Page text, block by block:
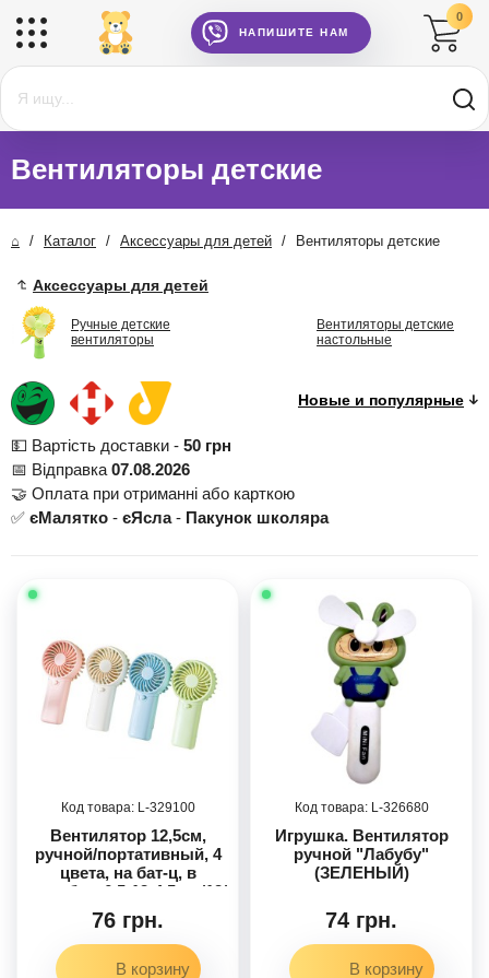
НАПИШИТЕ НАМ
0
Вентиляторы детские
⌂ / Каталог / Аксессуары для детей / Вентиляторы детские
Аксессуары для детей
Ручные детские
вентиляторы
Вентиляторы детские
настольные
💵 Вартість доставки - 50 грн
📅 Відправка 07.08.2026
🤝 Оплата при отриманні або карткою
✅ єМалятко - єЯсла- Пакунок школяра
329100
Вентилятор 12,5см,
ручной/портативный, 4
цвета, на бат-ц, в
коробке, 6,5-13-4,5см /12/
76 грн.
326680
Игрушка. Вентилятор
ручной "Лабубу"
(ЗЕЛЕНЫЙ)
74 грн.